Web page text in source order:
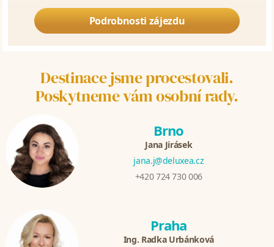
Podrobnosti zájezdu
Destinace jsme procestovali.
Poskytneme vám osobní rady.
Brno
Jana Jirásek
jana.j@deluxea.cz
+420 724 730 006
Praha
Ing. Radka Urbánková